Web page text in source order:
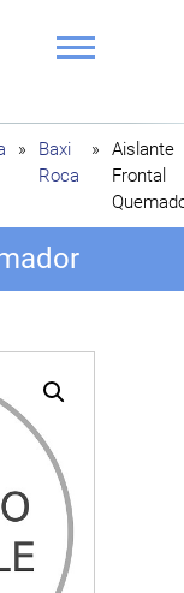
»
Baxi
Roca
»
Aislante
Frontal